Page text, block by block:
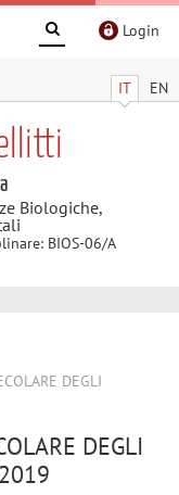
Login
IT EN
Biologiche,
BIOS-06/A
DEGLI
DEGLI